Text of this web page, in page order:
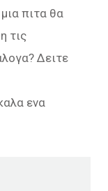
πιτα θα
τις
Δειτε
ενα